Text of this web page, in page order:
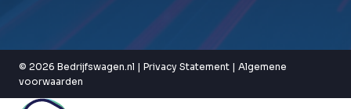
© 2026 Bedrijfswagen.nl | Privacy Statement | Algemene
voorwaarden